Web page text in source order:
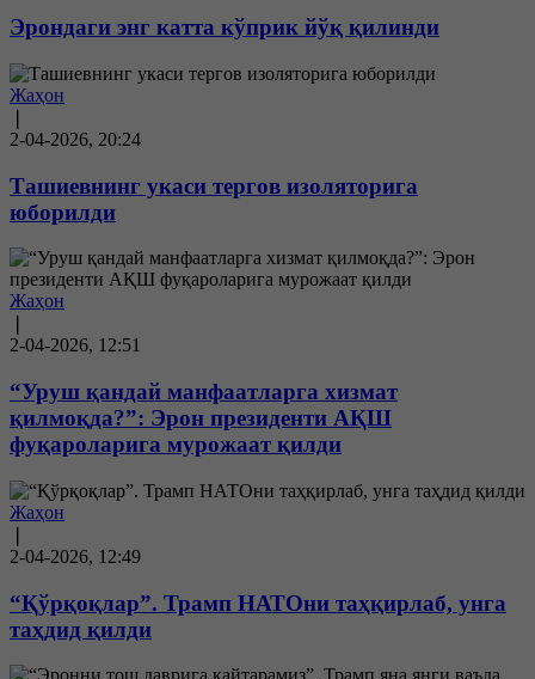
Эрондаги энг катта кўприк йўқ қилинди
Жаҳон
2-04-2026, 20:24
Ташиевнинг укаси тергов изоляторига
юборилди
Жаҳон
2-04-2026, 12:51
“Уруш қандай манфаатларга хизмат
қилмоқда?”: Эрон президенти АҚШ
фуқароларига мурожаат қилди
Жаҳон
2-04-2026, 12:49
“Қўрқоқлар”. Трамп НАТОни таҳқирлаб, унга
таҳдид қилди